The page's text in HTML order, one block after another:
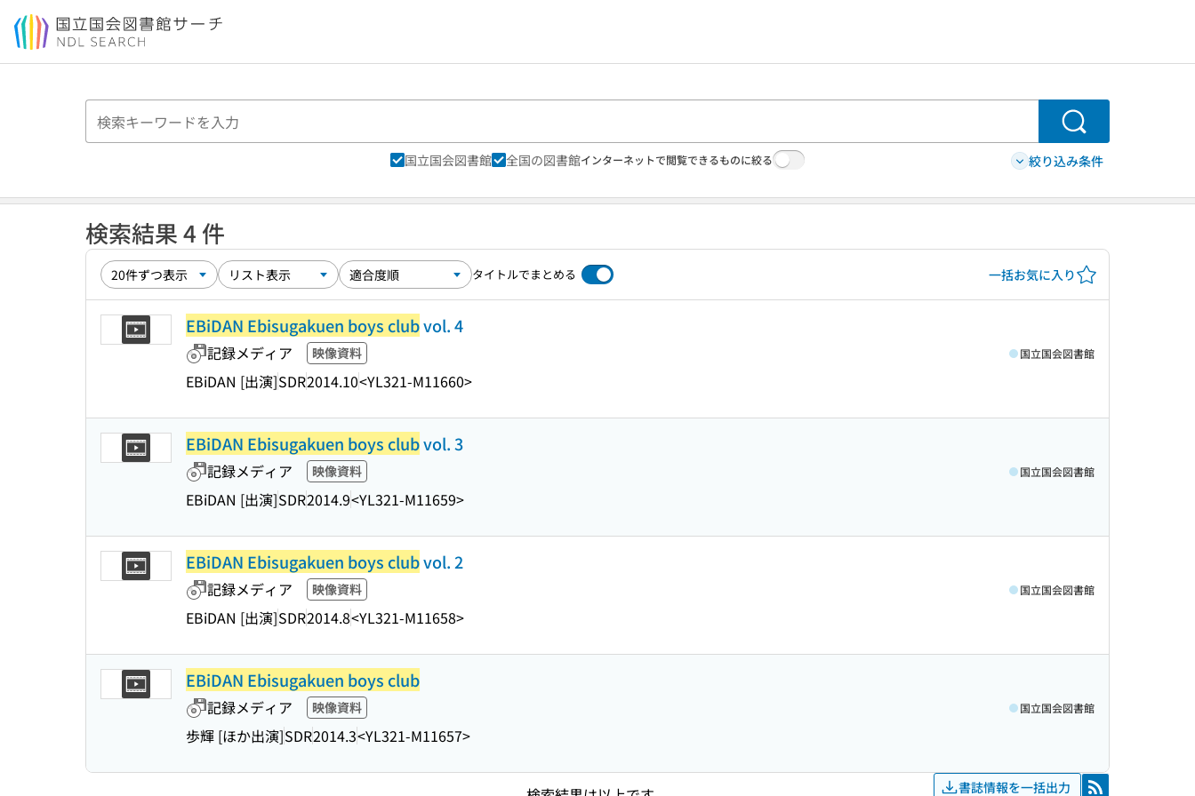
本文へ移動
検索
国立国会図書館 全国の図書館インターネットで閲覧できるものに絞る 絞り込み条件
検索結果 4 件
タイトルでまとめる 一括お気に入り
EBiDAN Ebisugakuen boys clubvol. 4
記録メディア 映像資料
EBiDAN [出演]SDR2014.10<YL321-M11660>
国立国会図書館
EBiDAN Ebisugakuen boys clubvol. 3
記録メディア 映像資料
EBiDAN [出演]SDR2014.9<YL321-M11659>
国立国会図書館
EBiDAN Ebisugakuen boys clubvol. 2
記録メディア 映像資料
EBiDAN [出演]SDR2014.8<YL321-M11658>
国立国会図書館
EBiDAN Ebisugakuen boys club
記録メディア 映像資料
歩輝 [ほか出演]SDR2014.3<YL321-M11657>
国立国会図書館
書誌情報を一括出力